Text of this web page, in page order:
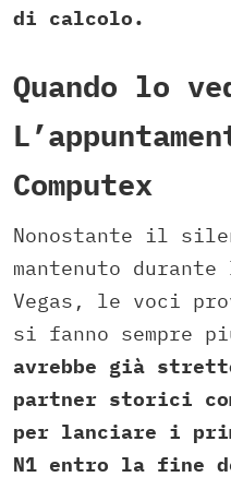
di calcolo.
Quando lo
Computex
Nonostante il
mantenuto
Vegas, le voci
si fanno sempre
avrebbe già
partner storici
per lanciare i
N1 entro la fine